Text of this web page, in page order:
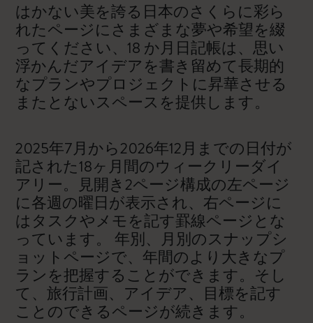
はかない美を誇る日本のさくらに彩ら
れたページにさまざまな夢や希望を綴
ってください、18 か月日記帳は、思い
浮かんだアイデアを書き留めて長期的
なプランやプロジェクトに昇華させる
またとないスペースを提供します。
2025年7月から2026年12月までの日付が
記された18ヶ月間のウィークリーダイ
アリー。見開き2ページ構成の左ページ
に各週の曜日が表示され、右ページに
はタスクやメモを記す罫線ページとな
っています。 年別、月別のスナップシ
ョットページで、年間のより大きなプ
ランを把握することができます。そし
て、旅行計画、アイデア、目標を記す
ことのできるページが続きます。